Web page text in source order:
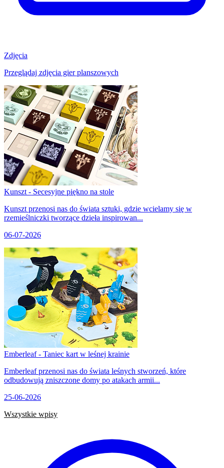
Zdjęcia
Przeglądaj zdjęcia gier planszowych
Kunszt - Secesyjne piękno na stole
Kunszt przenosi nas do świata sztuki, gdzie wcielamy się w
rzemieślniczki tworzące dzieła inspirowan...
06-07-2026
Emberleaf - Taniec kart w leśnej krainie
Emberleaf przenosi nas do świata leśnych stworzeń, które
odbudowują zniszczone domy po atakach armii...
25-06-2026
Wszystkie wpisy